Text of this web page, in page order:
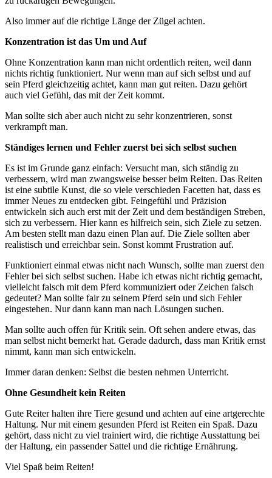
Also immer auf die richtige Länge der Zügel achten.
Konzentration ist das Um und Auf
Ohne Konzentration kann man nicht ordentlich reiten, weil dann
nichts richtig funktioniert. Nur wenn man auf sich selbst und auf
sein Pferd gleichzeitig achtet, kann man gut reiten. Dazu gehört
auch viel Gefühl, das mit der Zeit kommt.
Man sollte sich aber auch nicht zu sehr konzentrieren, sonst
verkrampft man.
Ständiges lernen und Fehler zuerst bei sich selbst suchen
Es ist im Grunde ganz einfach: Versucht man, sich ständig zu
verbessern, wird man zwangsweise besser beim Reiten. Das Reiten
ist eine subtile Kunst, die so viele verschieden Facetten hat, dass es
immer Neues zu entdecken gibt. Feingefühl und Präzision
entwickeln sich auch erst mit der Zeit und dem beständigen Streben,
sich zu verbessern. Hier kann es hilfreich sein, sich Ziele zu setzen.
Am besten stellt man dazu einen Plan auf. Die Ziele sollten aber
realistisch und erreichbar sein. Sonst kommt Frustration auf.
Funktioniert einmal etwas nicht nach Wunsch, sollte man zuerst den
Fehler bei sich selbst suchen. Habe ich etwas nicht richtig gemacht,
vielleicht falsch mit dem Pferd kommuniziert oder Zeichen falsch
gedeutet? Man sollte fair zu seinem Pferd sein und sich Fehler
eingestehen. Nur dann kann man nach Lösungen suchen.
Man sollte auch offen für Kritik sein. Oft sehen andere etwas, das
man selbst nicht bemerkt hat. Gerade dadurch, dass man Kritik ernst
nimmt, kann man sich entwickeln.
Immer daran denken: Selbst die besten nehmen Unterricht.
Ohne Gesundheit kein Reiten
Gute Reiter halten ihre Tiere gesund und achten auf eine artgerechte
Haltung. Nur mit einem gesunden Pferd ist Reiten ein Spaß. Dazu
gehört, dass nicht zu viel trainiert wird, die richtige Ausstattung bei
der Haltung, ein passender Sattel und die richtige Ernährung.
Viel Spaß beim Reiten!